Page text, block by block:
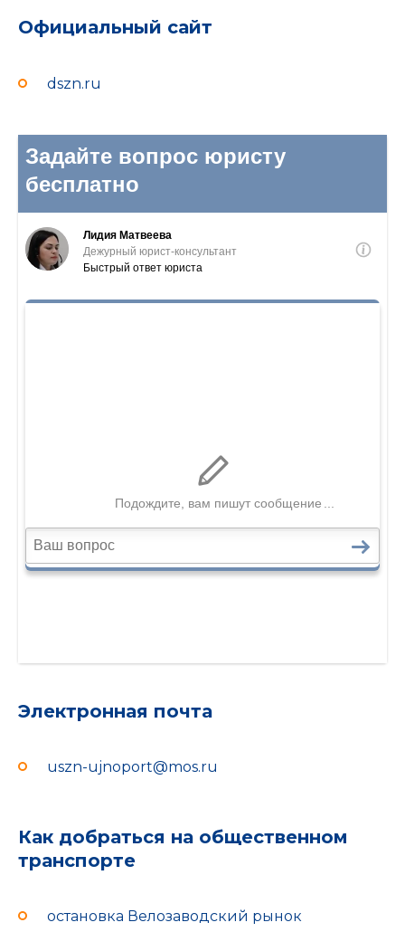
Официальный сайт
dszn.ru
Электронная почта
uszn-ujnoport@mos.ru
Как добраться на общественном
транспорте
остановка Велозаводский рынок